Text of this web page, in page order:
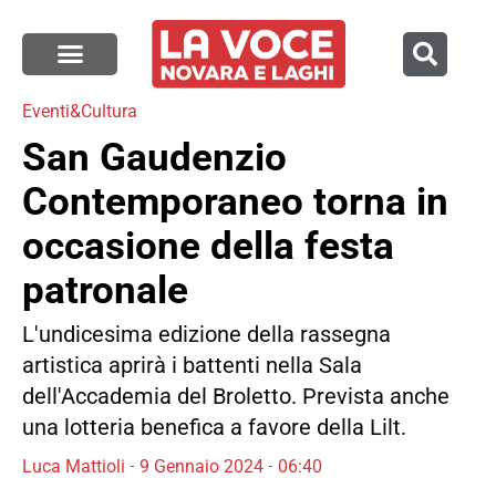
Eventi&Cultura
San Gaudenzio
Contemporaneo torna in
occasione della festa
patronale
L'undicesima edizione della rassegna
artistica aprirà i battenti nella Sala
dell'Accademia del Broletto. Prevista anche
una lotteria benefica a favore della Lilt.
Luca Mattioli 9 Gennaio 2024 06:40